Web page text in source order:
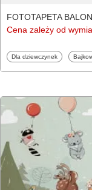
FOTOTAPETA
Cena zależy od
Fototapety
Dla dziewczynek